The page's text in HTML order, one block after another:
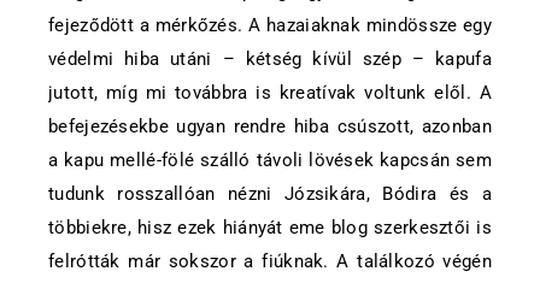
fejeződött a mérkőzés. A hazaiaknak mindössze egy
védelmi hiba utáni – kétség kívül szép – kapufa
jutott, míg mi továbbra is kreatívak voltunk elől. A
befejezésekbe ugyan rendre hiba csúszott, azonban
a kapu mellé-fölé szálló távoli lövések kapcsán sem
tudunk rosszallóan nézni Józsikára, Bódira és a
többiekre, hisz ezek hiányát eme blog szerkesztői is
felrótták már sokszor a fiúknak. A találkozó végén